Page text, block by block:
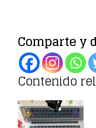
Comparte y
Contenido